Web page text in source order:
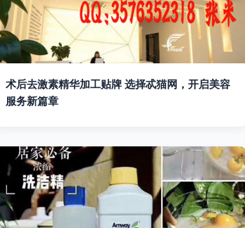
术后去激素精华加工贴牌 选择忒猫网，开启美容
服务新篇章